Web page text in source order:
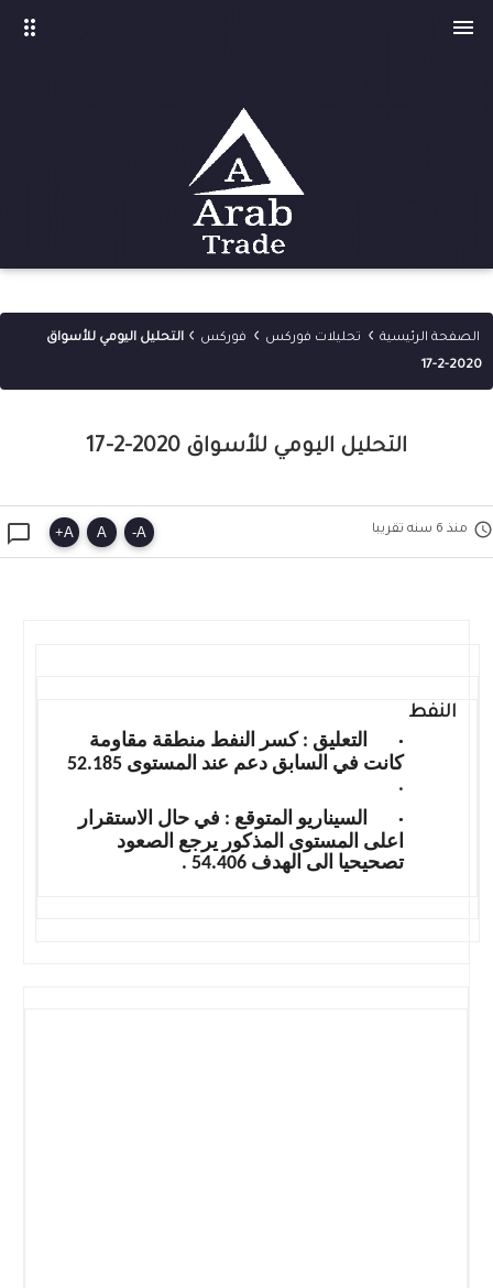

drag_indicator
الصفحة الرئيسية › تحليلات فوركس › فوركس › التحليل اليومي للأسواق
2020-2-17
التحليل اليومي للأسواق 2020-2-17
 منذ 6 سنه تقريبا  A
-
A
A
+
النفط
·
التعليق : كسر النفط منطقة مقاومة
كانت في السابق دعم عند المستوى 52.185
.
·
السيناريو المتوقع : في حال الاستقرار
اعلى المستوى المذكور يرجع الصعود
تصحيحيا الى الهدف 54.406 .